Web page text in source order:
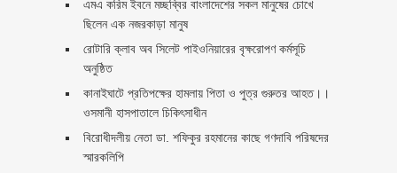
এমএ করিম ইবনে মচ্ছব্বির বাংলাদেশের সকল মানুষের চোখে
ছিলেন এক নজরকাড়া মানুষ ‎
রোটারি ক্লাব অব সিলেট পাইওনিয়ারের বৃক্ষরোপণ কর্মসূচি
অনুষ্ঠিত
কানাইঘাটে প্রতিপক্ষের হামলায় পিতা ও পুত্র গুরুতর আহত।।
ওসমানী হাসপাতালে চিকিৎসাধীন
বিরোধীদলীয় নেতা ডা. শফিকুর রহমানের কাছে গণদাবি পরিষদের
স্মারকলিপি ‎